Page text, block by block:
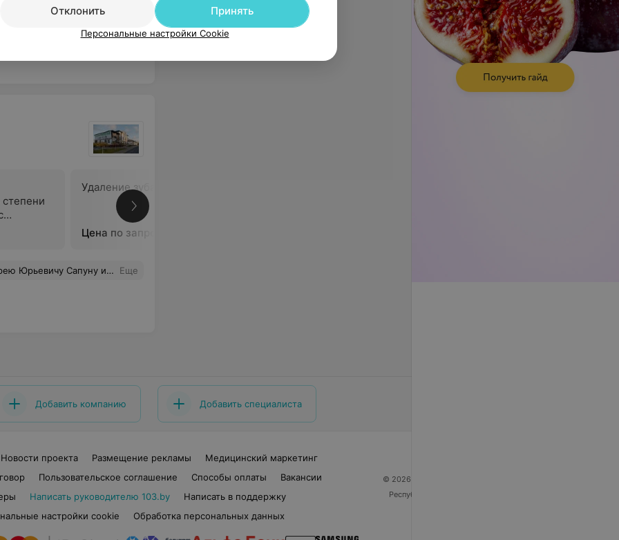
напомните сотрудникам регистратуры,что при первом обращении помощь должна быть оказана и не надо людям устраивать допрос,почему они не обратились по месту прописки. Короче ничего не дождалась и ушла. К врачам претензий нет. Большие молодцы.
Удаление зуба мудрости
Цена по запросу
за профессионализм и внимание. Еще
Добавить компанию Добавить специалиста
Новости проекта Размещение рекламы
Медицинский маркетинг
Пользовательское соглашение Способы оплаты
Вакансии
Написать руководителю 103.by
Написать в поддержку
настройки cookie
Обработка персональных данных
© 2026 ООО «Артокс Лаб», УНП 191700409
Республика Беларусь, г. Минск, улица Толбухина, 2,
Отклонить
Принять
Персональные настройки Cookie